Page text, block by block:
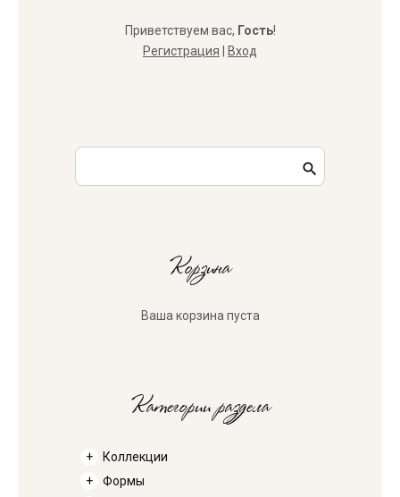
Приветствуем вас, Гость!
Регистрация
Вход
Корзина
Ваша корзина пуста
Категории раздела
Коллекции
Формы